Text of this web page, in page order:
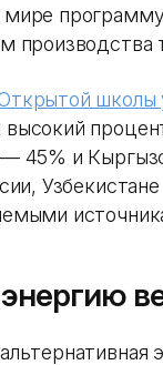
производства
школы
45% и